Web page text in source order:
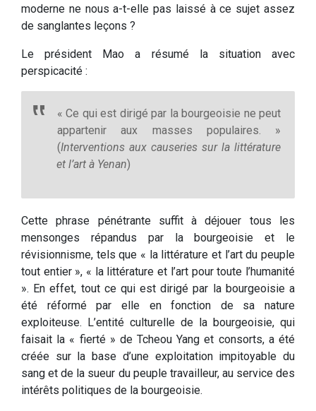
moderne ne nous a-t-elle pas laissé à ce sujet assez
de sanglantes leçons ?
Le président Mao a résumé la situation avec
perspicacité :
« Ce qui est dirigé par la bourgeoisie ne peut
appartenir aux masses populaires. »
(Interventions aux causeries sur la littérature
et l’art à Yenan)
Cette phrase pénétrante suffit à déjouer tous les
mensonges répandus par la bourgeoisie et le
révisionnisme, tels que « la littérature et l’art du peuple
tout entier », « la littérature et l’art pour toute l’humanité
». En effet, tout ce qui est dirigé par la bourgeoisie a
été réformé par elle en fonction de sa nature
exploiteuse. L’entité culturelle de la bourgeoisie, qui
faisait la « fierté » de Tcheou Yang et consorts, a été
créée sur la base d’une exploitation impitoyable du
sang et de la sueur du peuple travailleur, au service des
intérêts politiques de la bourgeoisie.